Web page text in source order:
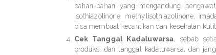
bahan-bahan yang mengandung
isothiazolinone, methylisothiazolinone,
bisa membuat kecantikan dan kesehatan
Cek Tanggal Kadaluwarsa , sebab
produksi dan tanggal kadaluwarsa, dan